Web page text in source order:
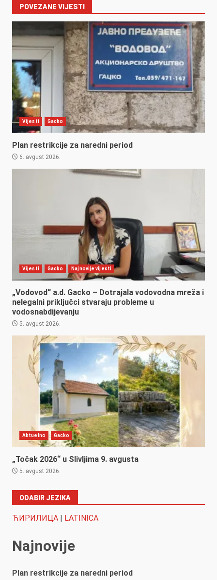
POVEZANE VIJESTI
Vijesti Gacko
Plan restrikcije za naredni period
6. avgust 2026.
Vijesti Gacko Najnovije vijesti
„Vodovod“ a.d. Gacko – Dotrajala vodovodna mreža i
nelegalni priključci stvaraju probleme u
vodosnabdijevanju
5. avgust 2026.
Aktuelno Gacko
„Točak 2026“ u Slivljima 9. avgusta
5. avgust 2026.
ODABIR JEZIKA
ЋИРИЛИЦА | LATINICA
Najnovije
Plan restrikcije za naredni period